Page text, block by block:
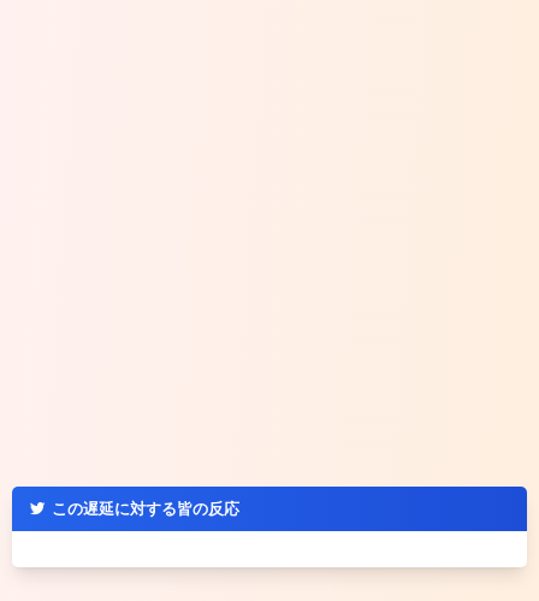
この遅延に対する皆の反応